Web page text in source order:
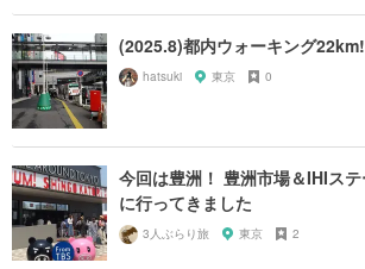
(2025.8)都内ウォーキング22km!
hatsuki 東京 0
今回は豊洲！ 豊洲市場＆IHIス
に行ってきました
3人ぶらり旅 東京 2